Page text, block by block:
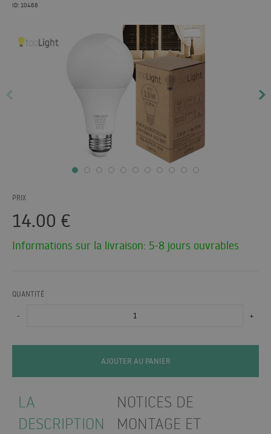
ID: 10468
PRIX
14.00 €
Informations sur la livraison: 5-8 jours ouvrables
QUANTITÉ
- +
AJOUTER AU PANIER
LA
DESCRIPTION
NOTICES DE
MONTAGE ET